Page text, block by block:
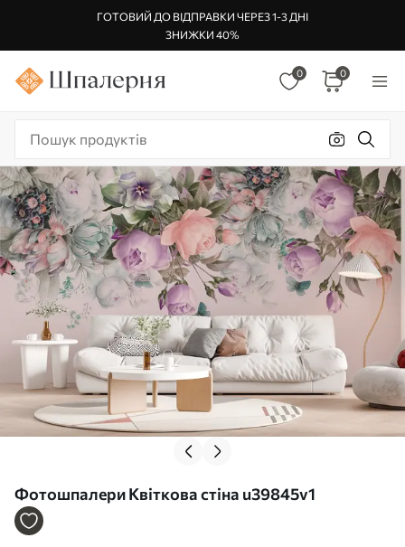
ГОТОВИЙ ДО ВІДПРАВКИ ЧЕРЕЗ 1-3 ДНІ
ЗНИЖКИ 40%
0 0
Фотошпалери Квіткова стіна u39845v1